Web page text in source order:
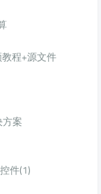
教程+源文件
方案
件(1)